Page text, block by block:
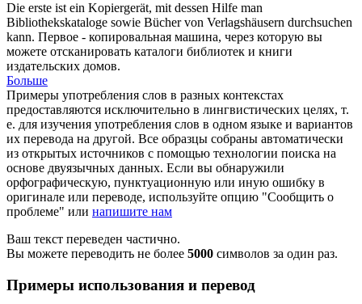
Die erste ist ein Kopiergerät, mit dessen Hilfe man
Bibliothekskataloge sowie Bücher von Verlagshäusern durchsuchen
kann. Первое - копировальная машина, через которую вы
можете отсканировать каталоги библиотек и книги
издательских домов.
Больше
Примеры употребления слов в разных контекстах
предоставляются исключительно в лингвистических целях, т.
е. для изучения употребления слов в одном языке и вариантов
их перевода на другой. Все образцы собраны автоматически
из открытых источников с помощью технологии поиска на
основе двуязычных данных. Если вы обнаружили
орфографическую, пунктуационную или иную ошибку в
оригинале или переводе, используйте опцию "Сообщить о
проблеме" или напишите нам
Ваш текст переведен частично.
Вы можете переводить не более 5000 символов за один раз.
Примеры использования и перевод